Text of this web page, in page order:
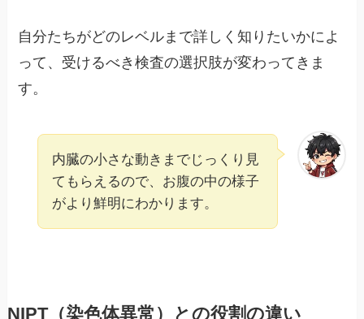
自分たちがどのレベルまで詳しく知りたいかによ
って、受けるべき検査の選択肢が変わってきま
す。
内臓の小さな動きまでじっくり見
てもらえるので、お腹の中の様子
がより鮮明にわかります。
NIPT（染色体異常）との役割の違い